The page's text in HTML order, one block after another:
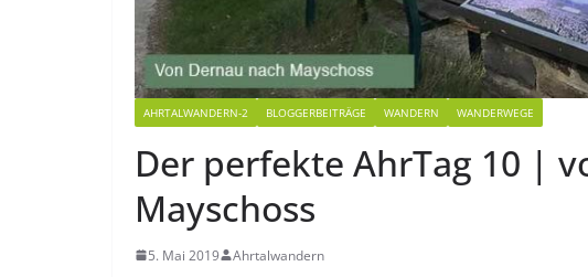
AHRTALWANDERN-2 BLOGGERBEITRÄGE WANDERN WANDERWEGE
Der perfekte AhrTag 10 |
Mayschoss
5. Mai 2019 Ahrtalwandern